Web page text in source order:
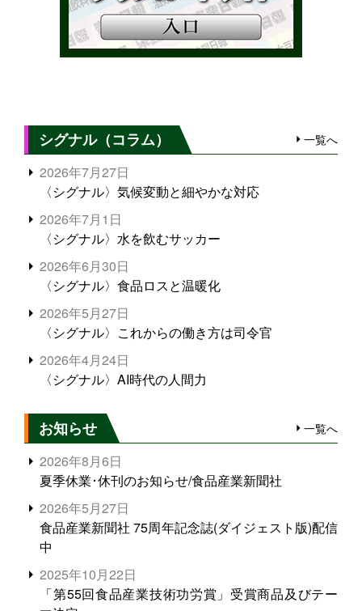
シグナル（コラム） 一覧へ
2026年7月27日
〈シグナル〉気候変動と細やかな対応
2026年7月1日
〈シグナル〉水を飲むサッカー
2026年6月30日
〈シグナル〉食品ロスと温暖化
2026年5月27日
〈シグナル〉これからの働き方は司令官
2026年4月24日
〈シグナル〉AI時代の人間力
お知らせ 一覧へ
2026年8月6日
夏季休業･休刊のお知らせ/食品産業新聞社
2026年5月27日
食品産業新聞社 75周年記念誌(ダイジェスト版)配信
中
2025年10月22日
「第55回食品産業技術功労賞」受賞商品及びテー